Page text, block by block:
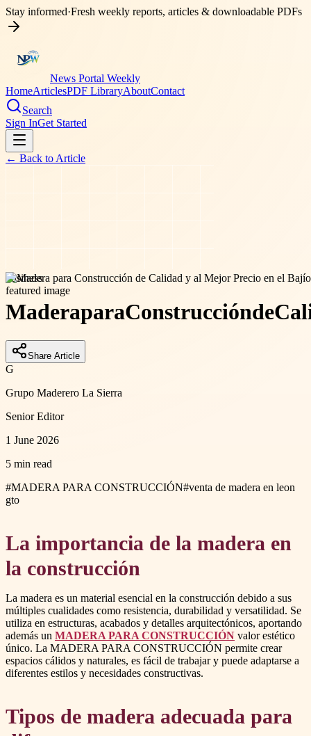
Stay informed·Fresh weekly reports, articles & downloadable PDFs
News Portal Weekly
HomeArticlesPDF LibraryAboutContact
Search
Sign InGet Started
← Back to Article
business
MaderaparaConstrucciónde
Share Article
G
Grupo Maderero La Sierra
Senior Editor
1 June 2026
5 min read
#MADERA PARA CONSTRUCCIÓN#venta de madera en leon
gto
La importancia de la madera en
la construcción
La madera es un material esencial en la construcción debido a sus
múltiples cualidades como resistencia, durabilidad y versatilidad. Se
utiliza en estructuras, acabados y detalles arquitectónicos, aportando
además un MADERA PARA CONSTRUCCIÓN valor estético
único. La MADERA PARA CONSTRUCCIÓN permite crear
espacios cálidos y naturales, es fácil de trabajar y puede adaptarse a
diferentes estilos y necesidades constructivas.
Tipos de madera adecuada para